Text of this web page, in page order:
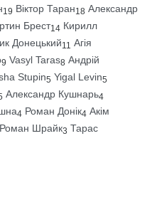
19 Віктор Таран18 Александр
Брест14 Кирилл
Донецький11 Агія
9 Vasyl Taras8 Андрій
Stupin5 Yigal Levin5
Александр Кушнарь4
4 Роман Донік4 Акім
Роман Шрайк3 Тарас